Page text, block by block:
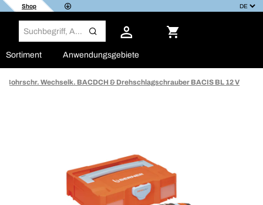
Shop
Sortiment Anwendungsgebiete
Bohrschr. Wechselk. BACDCH & Drehschlagschrauber BACIS BL 12 V